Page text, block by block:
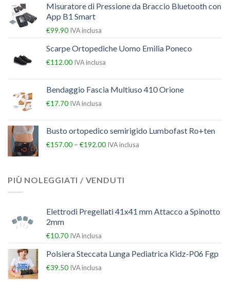
Misuratore di Pressione da Braccio Bluetooth con
App B1 Smart
€99.90 IVA inclusa
Scarpe Ortopediche Uomo Emilia Poneco
€112.00 IVA inclusa
Bendaggio Fascia Multiuso 410 Orione
€17.70 IVA inclusa
Busto ortopedico semirigido Lumbofast Ro+ten
€157.00 – €192.00 IVA inclusa
PIÙ NOLEGGIATI / VENDUTI
Elettrodi Pregellati 41x41 mm Attacco a Spinotto
2mm
€10.70 IVA inclusa
Polsiera Steccata Lunga Pediatrica Kidz-P06 Fgp
€39.50 IVA inclusa